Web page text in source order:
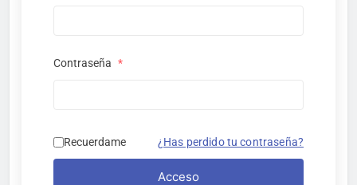
Contraseña *
Recuerdame ¿Has perdido tu contraseña?
Acceso